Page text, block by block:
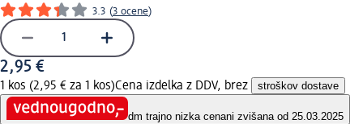
3.3 (3 ocene)
2,95 €
1 kos (2,95 € za 1 kos)Cena izdelka z DDV, brez stroškov dostave
dm trajno nizka cenani zvišana od 25.03.2025